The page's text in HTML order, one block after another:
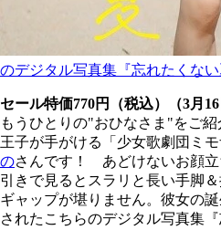
のデジタル写真集『忘れたくな
セール特価770円（税込）（3月16
もうひとりの"おひなさま"をご
王子が手がける「少女歌劇団ミ
のさんです！ あどけないお顔立
引きで見るとスラリと長い手脚
ギャップが堪りません。彼女の
されたこちらのデジタル写真集